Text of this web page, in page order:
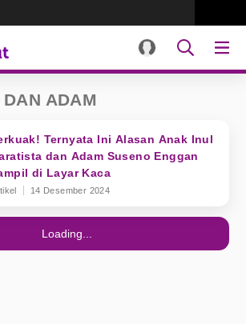
ADAM
Ternyata Ini Alasan Anak Inul
dan Adam Suseno Enggan
di Layar Kaca
14 Desember 2024
Loading...